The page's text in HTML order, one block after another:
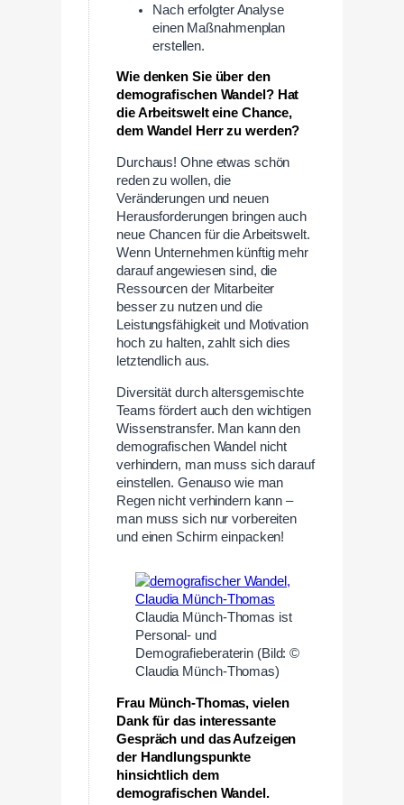
Nach erfolgter Analyse
einen Maßnahmenplan
erstellen.
Wie denken Sie über den
demografischen Wandel? Hat
die Arbeitswelt eine Chance,
dem Wandel Herr zu werden?
Durchaus! Ohne etwas schön
reden zu wollen, die
Veränderungen und neuen
Herausforderungen bringen auch
neue Chancen für die Arbeitswelt.
Wenn Unternehmen künftig mehr
darauf angewiesen sind, die
Ressourcen der Mitarbeiter
besser zu nutzen und die
Leistungsfähigkeit und Motivation
hoch zu halten, zahlt sich dies
letztendlich aus.
Diversität durch altersgemischte
Teams fördert auch den wichtigen
Wissenstransfer. Man kann den
demografischen Wandel nicht
verhindern, man muss sich darauf
einstellen. Genauso wie man
Regen nicht verhindern kann –
man muss sich nur vorbereiten
und einen Schirm einpacken!
Claudia Münch-Thomas ist
Personal- und
Demografieberaterin (Bild: ©
Claudia Münch-Thomas)
Frau Münch-Thomas, vielen
Dank für das interessante
Gespräch und das Aufzeigen
der Handlungspunkte
hinsichtlich dem
demografischen Wandel.